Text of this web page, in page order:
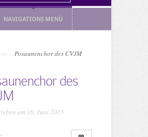
NAVIGATIONS MENÜ
Posaunenchor des CVJM
des
am 16. Juni 2015